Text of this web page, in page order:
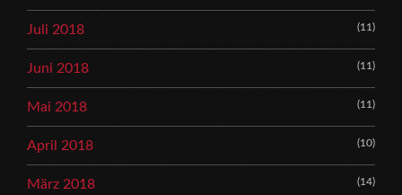
Juli 2018 (11)
Juni 2018 (11)
Mai 2018 (11)
April 2018 (10)
März 2018 (14)